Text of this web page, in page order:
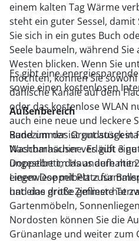
einem kalten Tag Wärme
steht ein guter Sessel, damit
Sie sich in ein gutes Buch
Seele baumeln, während
Westen blicken. Wenn Sie
möchten, können Sie
dänische Kanäle auf dem
oder das kostenlose WLAN
auch eine neue und leckere
Badezimmer ist gut
Waschmaschine. Es gibt 3
Doppelbett, das andere mit
einem Doppelbett
und das dritte Zimmer hat
Es gibt eine
sowie einen kostenlosen
Außenbereich
Rund um das Grundstück in
Nachbarhäuser verläuft eine
ungestört im Haus
Liegewiese mit Platz für
hat eine große geflieste
Gartenmöbeln,
Nordosten können Sie die
Grünanlage und weiter zum